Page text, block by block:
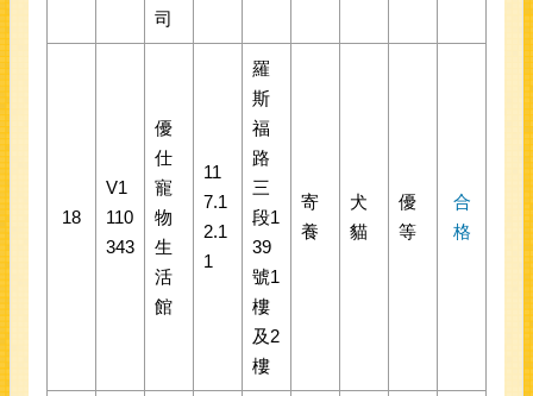
司
18
V1
110
343
優
仕
寵
物
生
活
館
11
7.1
2.1
1
羅
斯
福
路
三
段1
39
號1
樓
及2
樓
寄
養
犬
貓
優
等
合
格